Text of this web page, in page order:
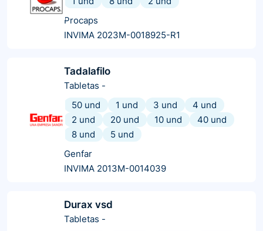
Procaps
INVIMA 2023M-0018925-R1
Tadalafilo
Tabletas -
50 und
1 und 3 und
4 und
2 und
20 und 10 und
40 und
8 und
5 und
Genfar
INVIMA 2013M-0014039
Durax vsd
Tabletas -